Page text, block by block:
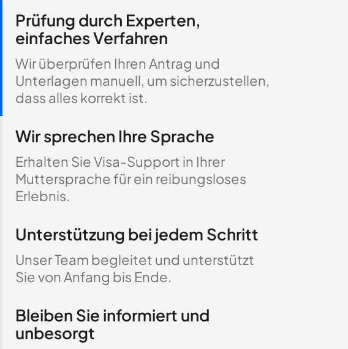
Prüfung durch Experten,
einfaches Verfahren
Wir überprüfen Ihren Antrag und
Unterlagen manuell, um sicherzustellen,
dass alles korrekt ist.
Wir sprechen Ihre Sprache
Erhalten Sie Visa-Support in Ihrer
Muttersprache für ein reibungsloses
Erlebnis.
Unterstützung bei jedem Schritt
Unser Team begleitet und unterstützt
Sie von Anfang bis Ende.
Bleiben Sie informiert und
unbesorgt